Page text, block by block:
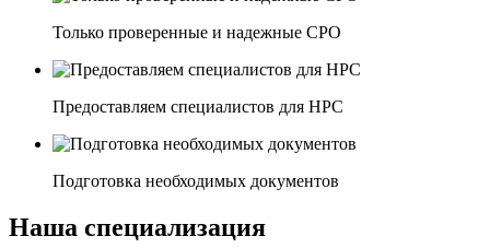
Только проверенные и надежные СРО
Предоставляем специалистов для НРС
Подготовка необходимых документов
Наша специализация